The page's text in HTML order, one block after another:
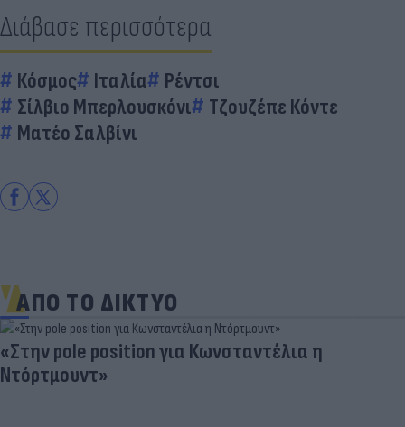
Διάβασε περισσότερα
Κόσμος Ιταλία
Ρέντσι
Σίλβιο Μπερλουσκόνι
Τζουζέπε Κόντε
Ματέο Σαλβίνι
ΑΠΟ ΤΟ ΔΙΚΤΥΟ
«Στην pole position για Κωνσταντέλια η
Ντόρτμουντ»